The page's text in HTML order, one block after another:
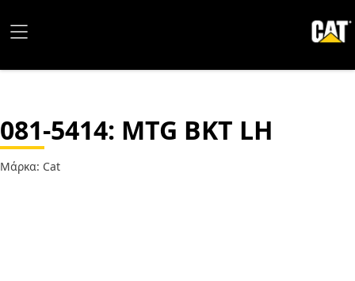
081-5414: MTG BKT LH
Μάρκα: Cat